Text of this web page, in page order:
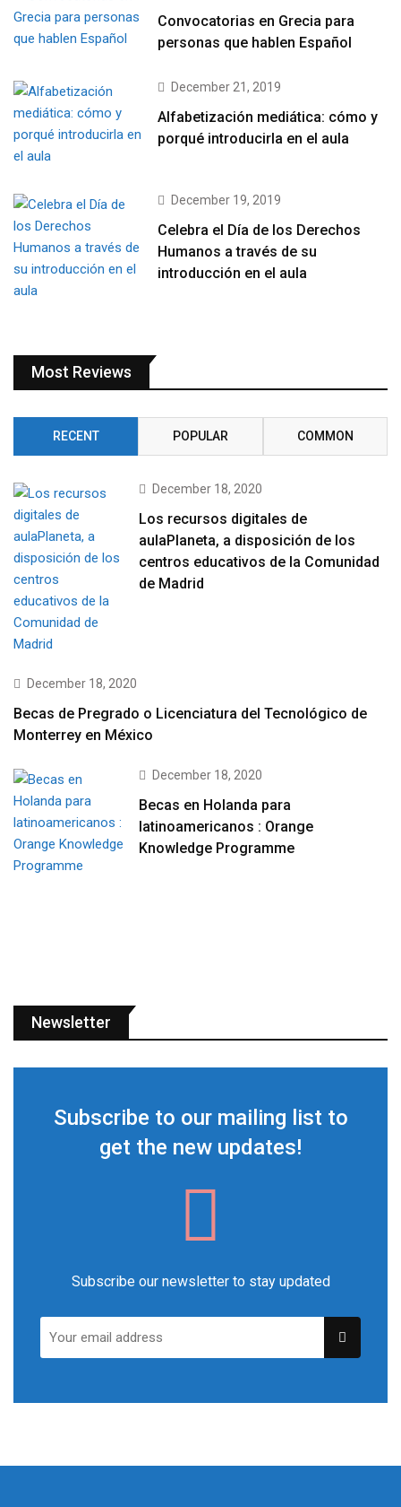
Convocatorias en Grecia para
personas que hablen Español
December 21, 2019
Alfabetización mediática: cómo y
porqué introducirla en el aula
December 19, 2019
Celebra el Día de los Derechos
Humanos a través de su
introducción en el aula
Most Reviews
RECENT POPULAR COMMON
December 18, 2020
Los recursos digitales de
aulaPlaneta, a disposición de los
centros educativos de la Comunidad
de Madrid
December 18, 2020
Becas de Pregrado o Licenciatura del Tecnológico de
Monterrey en México
December 18, 2020
Becas en Holanda para
latinoamericanos : Orange
Knowledge Programme
Newsletter
Subscribe to our mailing list to
get the new updates!
Subscribe our newsletter to stay updated